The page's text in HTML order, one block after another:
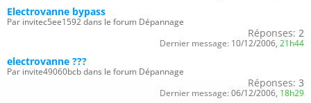
Electrovanne bypass
Par invitec5ee1592 dans le forum Dépannage
Réponses: 2
Dernier message: 10/12/2006, 21h44
electrovanne ???
Par invite49060bcb dans le forum Dépannage
Réponses: 3
Dernier message: 06/12/2006, 18h29